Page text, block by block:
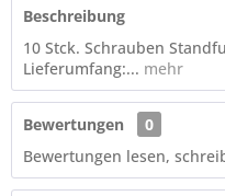
Beschreibung
10 Stck. Schrauben
Lieferumfang:... mehr
Bewertungen
0
Bewertungen lesen,